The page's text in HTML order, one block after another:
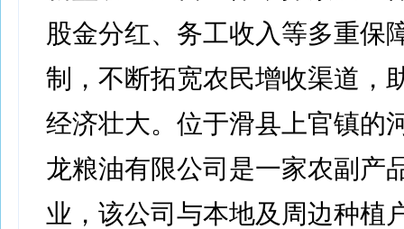
股金分红、务工收入等多重保
制，不断拓宽农民增收渠道，
经济壮大。位于滑县上官镇的
龙粮油有限公司是一家农副产
业，该公司与本地及周边种植